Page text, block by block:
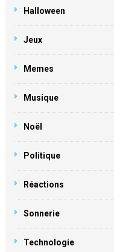
Halloween
Jeux
Memes
Musique
Noël
Politique
Réactions
Sonnerie
Technologie